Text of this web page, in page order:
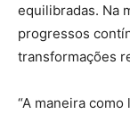
equilibradas. Na
progressos
transformações
“A maneira